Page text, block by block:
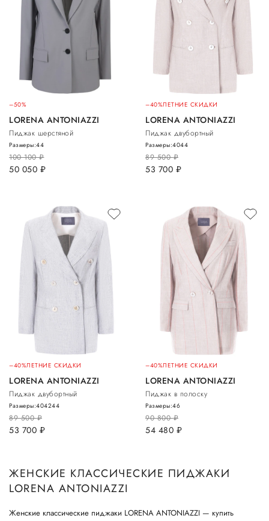
–50%
LORENA ANTONIAZZI
Пиджак шерстяной
100 100руб.
50 050 руб.
Размеры:44
–40%ЛЕТНИЕ СКИДКИ
LORENA ANTONIAZZI
Пиджак двубортный
89 500руб.
53 700 руб.
Размеры:4044
–40%ЛЕТНИЕ СКИДКИ
LORENA ANTONIAZZI
Пиджак двубортный
89 500руб.
53 700 руб.
Размеры:404244
–40%ЛЕТНИЕ СКИДКИ
LORENA ANTONIAZZI
Пиджак в полоску
90 800руб.
54 480 руб.
Размеры:46
ЖЕНСКИЕ КЛАССИЧЕСКИЕ ПИДЖАКИ
LORENA ANTONIAZZI
Женские классические пиджаки LORENA ANTONIAZZI — купить